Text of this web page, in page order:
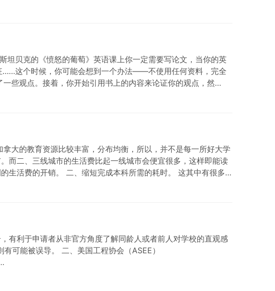
贝克的《愤怒的葡萄》英语课上你一定需要写论文，当你的英
……这个时候，你可能会想到一个办法——不使用任何资料，完全
些观点。接着，你开始引用书上的内容来论证你的观点，然
料？是的，抱歉，查理！如果你必须引用这本书(或文章,或…
大的教育资源比较丰富，分布均衡，所以，并不是每一所好大学
而二、三线城市的生活费比起一线城市会便宜很多，这样即能读
生活费的开销。 二、缩短完成本科所需的耗时。 这其中有很多
Program(暑期课程)，利用暑期课程多修几个学分。 三、
利于申请者从非官方角度了解同龄人或者前人对学校的直观感
可能被误导。 二、美国工程协会（ASEE）